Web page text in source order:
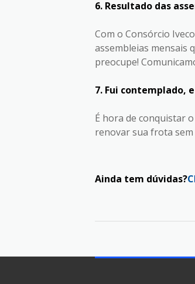
6. Resultado das
Com o Consórcio
assembleias mensais
preocupe!
7. Fui contemplado,
É hora de conquistar
renovar sua frota
Ainda tem dúvidas?